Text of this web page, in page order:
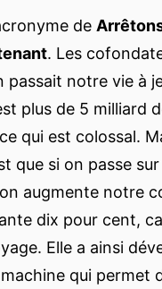
de
. Les
passait notre vie à
plus de 5 milliard
qui est colossal.
que si on passe
augmente notre
dix pour cent,
Elle a ainsi
qui permet